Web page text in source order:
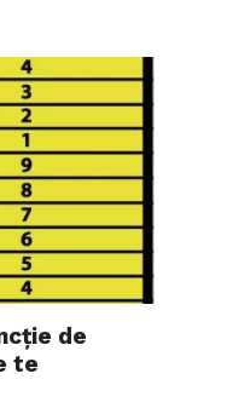
de
te